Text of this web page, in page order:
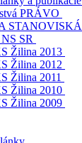
PRÁVO
STANOVISKÁ
SR
Žilina 2013
Žilina 2012
Žilina 2011
Žilina 2010
Žilina 2009